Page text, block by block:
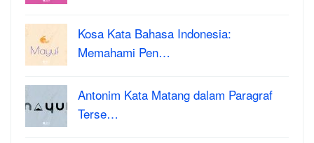
Kosa Kata Bahasa Indonesia:
Memahami Pen…
Antonim Kata Matang dalam Paragraf
Terse…